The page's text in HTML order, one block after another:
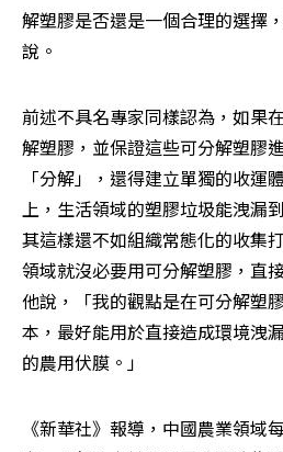
解塑膠是否還是一個合理的選擇
說。
前述不具名專家同樣認為，如果
解塑膠，並保證這些可分解塑膠
「分解」，還得建立單獨的收運
上，生活領域的塑膠垃圾能洩漏
其這樣還不如組織常態化的收集
領域就沒必要用可分解塑膠，直
他說，「我的觀點是在可分解塑
本，最好能用於直接造成環境洩
的農用伏膜。」
《新華社》報導，中國農業領域